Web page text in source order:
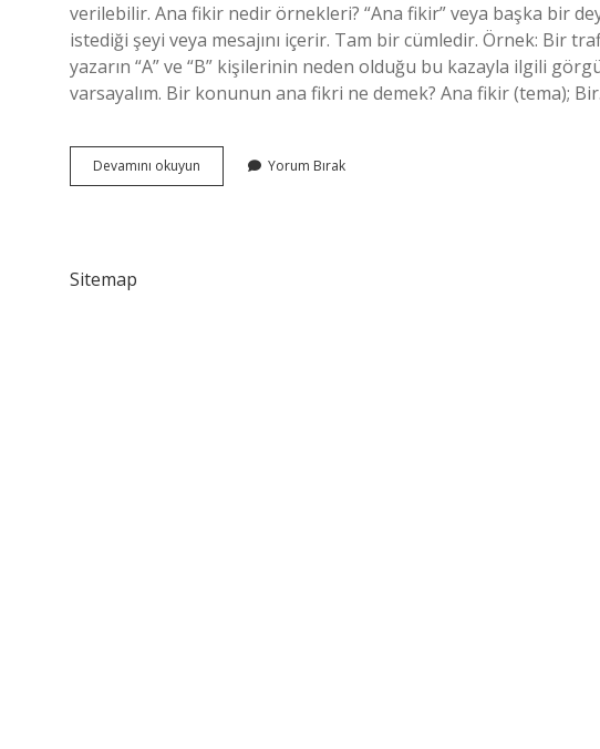
verilebilir. Ana fikir nedir örnekleri? “Ana fikir” veya başka bir
istediği şeyi veya mesajını içerir. Tam bir cümledir. Örnek: Bir
yazarın “A” ve “B” kişilerinin neden olduğu bu kazayla ilgili
varsayalım. Bir konunun ana fikri ne demek? Ana fikir (tema);
Devamını okuyun
Konunun
Yorum Bırak
Sitemap